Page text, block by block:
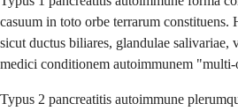
casuum in toto orbe terrarum constituens.
sicut ductus biliares, glandulae salivariae,
medici conditionem autoimmunem
Typus 2 pancreatitis autoimmune